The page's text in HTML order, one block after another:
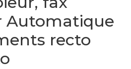
Automatique
recto